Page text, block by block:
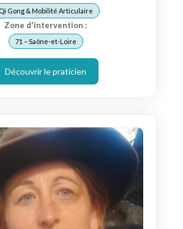
Qi Gong & Mobilité Articulaire
Zone d'intervention :
71 – Saône-et-Loire
Découvrir le praticien